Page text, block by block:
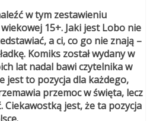
w tym zestawieniu
15+. Jaki jest Lobo nie
a ci, co go nie znają –
Komiks został wydany w
lat nadal bawi czytelnika w
jest to pozycja dla każdego,
przemoc w święta, lecz
Ciekawostką jest, że ta pozycja